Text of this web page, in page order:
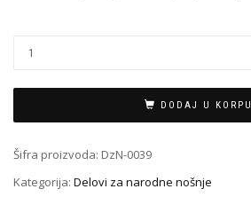
za
DzN-
0039
količina
DODAJ U KORPU
Šifra proizvoda: DzN-0039
Kategorija: Delovi za narodne nošnje